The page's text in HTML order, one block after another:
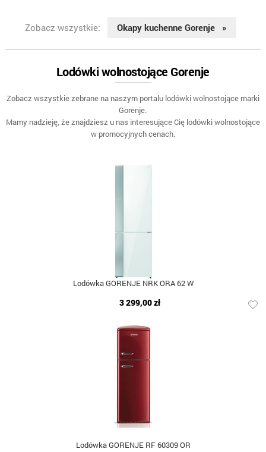
Zobacz wszystkie: Okapy kuchenne Gorenje »
Lodówki wolnostojące Gorenje
Zobacz wszystkie zebrane na naszym portalu lodówki wolnostojące marki
Gorenje.
Mamy nadzieję, że znajdziesz u nas interesujące Cię lodówki wolnostojące
w promocyjnych cenach.
Lodówka GORENJE NRK ORA 62 W
3 299,00 zł
Lodówka GORENJE RF 60309 OR